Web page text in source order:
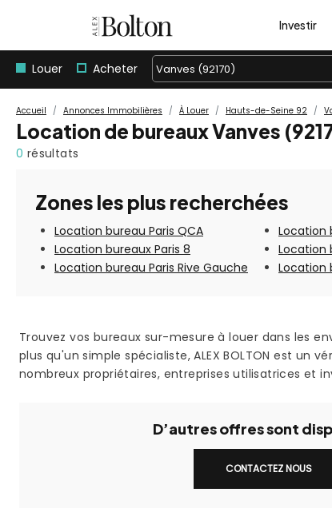
Investir
Louer Acheter Vanves (92170)
Accueil Annonces Immobilières À Louer Hauts-de-Seine 92
Location de bureaux Vanves
0 résultats
Zones les plus recherchées
Location bureau Paris QCA
Location
Location bureaux Paris 8
Location
Location bureau Paris Rive Gauche
Location
Trouvez vos bureaux sur-mesure à louer dans les
plus qu'un simple spécialiste, ALEX BOLTON est un
nombreux propriétaires, entreprises utilisatrices et
D’autres offres sont
CONTACTEZ NOUS